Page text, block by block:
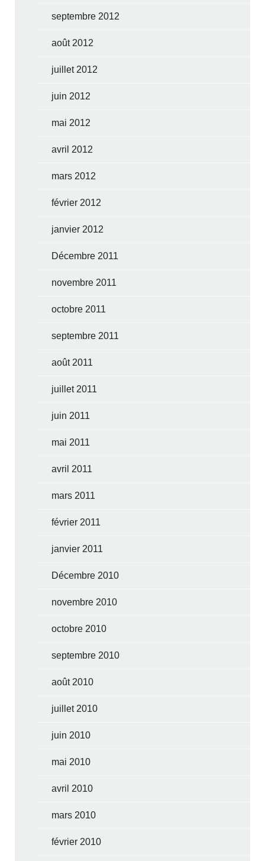
septembre 2012
août 2012
juillet 2012
juin 2012
mai 2012
avril 2012
mars 2012
février 2012
janvier 2012
Décembre 2011
novembre 2011
octobre 2011
septembre 2011
août 2011
juillet 2011
juin 2011
mai 2011
avril 2011
mars 2011
février 2011
janvier 2011
Décembre 2010
novembre 2010
octobre 2010
septembre 2010
août 2010
juillet 2010
juin 2010
mai 2010
avril 2010
mars 2010
février 2010